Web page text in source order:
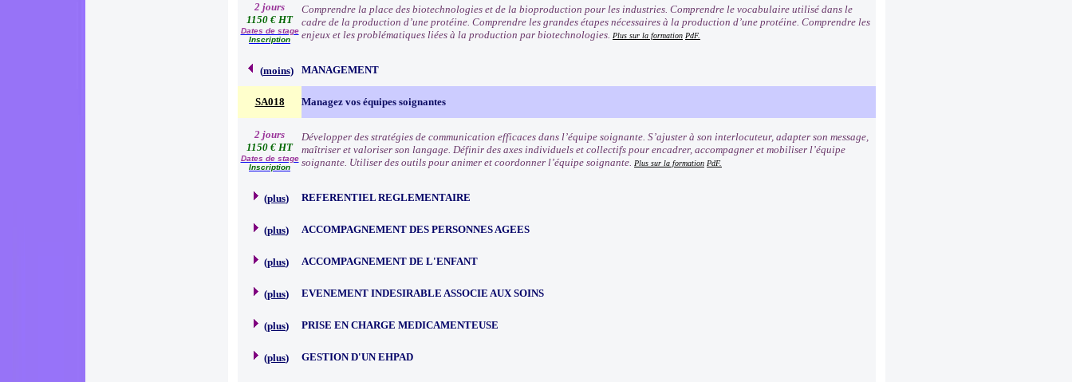
2 jours
1150 € HT
Dates de stage
Inscription
Comprendre la place des biotechnologies et de la bioproduction pour les industries. Comprendre le vocabulaire utilisé dans le
cadre de la production d’une protéine. Comprendre les grandes étapes nécessaires à la production d’une protéine. Comprendre les
enjeux et les problématiques liées à la production par biotechnologies. Plus sur la formation PdF.
(moins) MANAGEMENT
SA018 Managez vos équipes soignantes
2 jours
1150 € HT
Dates de stage
Inscription
Développer des stratégies de communication efficaces dans l’équipe soignante. S’ajuster à son interlocuteur, adapter son message,
maîtriser et valoriser son langage. Définir des axes individuels et collectifs pour encadrer, accompagner et mobiliser l’équipe
soignante. Utiliser des outils pour animer et coordonner l’équipe soignante. Plus sur la formation PdF.
(plus) REFERENTIEL REGLEMENTAIRE
(plus) ACCOMPAGNEMENT DES PERSONNES AGEES
(plus) ACCOMPAGNEMENT DE L'ENFANT
(plus) EVENEMENT INDESIRABLE ASSOCIE AUX SOINS
(plus) PRISE EN CHARGE MEDICAMENTEUSE
(plus) GESTION D'UN EHPAD